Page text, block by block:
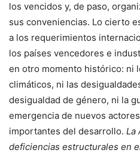
los vencidos y, de paso,
sus conveniencias. Lo cierto
a los requerimientos
los países vencedores e
en otro momento histórico: ni
climáticos, ni las
desigualdad de género, ni la
emergencia de nuevos
importantes del desarrollo. La
deficiencias estructurales en